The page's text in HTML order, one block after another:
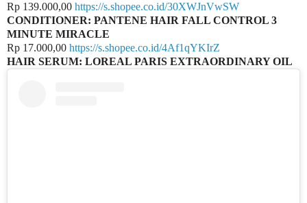
Rp 139.000,00 https://s.shopee.co.id/30XWJnVwSW
CONDITIONER: PANTENE HAIR FALL CONTROL 3
MINUTE MIRACLE
Rp 17.000,00 https://s.shopee.co.id/4Af1qYKIrZ
HAIR SERUM: LOREAL PARIS EXTRAORDINARY OIL